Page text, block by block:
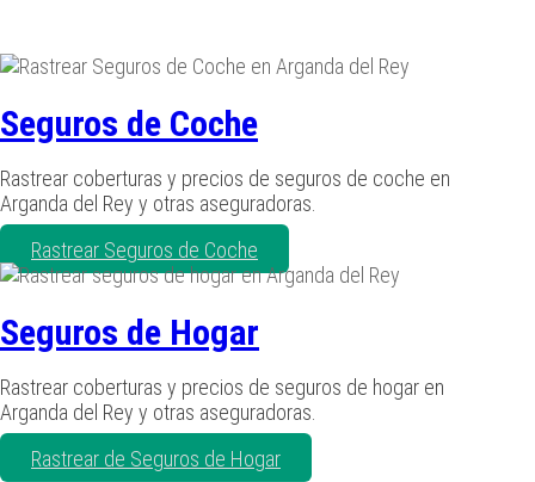
Seguros de Coche
Rastrear coberturas y precios de seguros de coche en
Arganda del Rey y otras aseguradoras.
Rastrear Seguros de Coche
Seguros de Hogar
Rastrear coberturas y precios de seguros de hogar en
Arganda del Rey y otras aseguradoras.
Rastrear de Seguros de Hogar